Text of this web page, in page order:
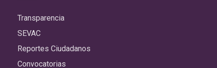
Transparencia
SEVAC
Reportes Ciudadanos
Convocatorias